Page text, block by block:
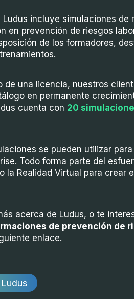
Ludus incluye simulaciones de
en prevención de riesgos
de los formadores,
de una licencia, nuestros
en permanente
cuenta con 20
se pueden utilizar
Todo forma parte del
la Realidad Virtual para crear
acerca de Ludus, o te
de prevención de
enlace.